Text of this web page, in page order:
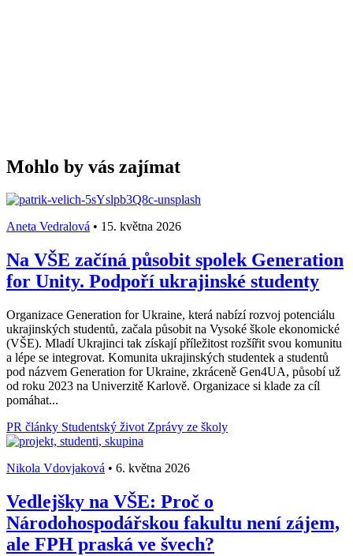
Mohlo by vás zajímat
Aneta Vedralová • 15. května 2026
Na VŠE začíná působit spolek Generation
for Unity. Podpoří ukrajinské studenty
Organizace Generation for Ukraine, která nabízí rozvoj potenciálu
ukrajinských studentů, začala působit na Vysoké škole ekonomické
(VŠE). Mladí Ukrajinci tak získají příležitost rozšířit svou komunitu
a lépe se integrovat. Komunita ukrajinských studentek a studentů
pod názvem Generation for Ukraine, zkráceně Gen4UA, působí už
od roku 2023 na Univerzitě Karlově. Organizace si klade za cíl
pomáhat...
PR články Studentský život Zprávy ze školy
Nikola Vdovjaková • 6. května 2026
Vedlejšky na VŠE: Proč o
Národohospodářskou fakultu není zájem,
ale FPH praská ve švech?